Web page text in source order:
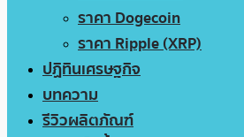
ราคา Dogecoin
ราคา Ripple (XRP)
ปฏิทินเศรษฐกิจ
บทความ
รีวิวผลิตภัณฑ์